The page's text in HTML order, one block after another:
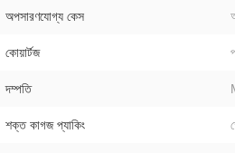
অপসারণযোগ্য কেস
কোয়ার্টজ
দম্পতি
শক্ত কাগজ প্যাকিং